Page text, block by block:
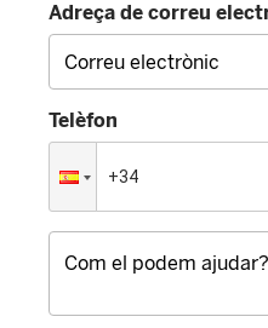
Adreça de correu
Telèfon